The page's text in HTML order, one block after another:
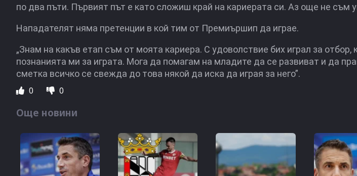
по два пъти. Първият път е като сложиш край на кариерата си. Аз още не съм
Нападателят няма претенции в кой тим от Премиършип да играе.
„Знам на какъв етап съм от моята кариера. С удоволствие бих играл за
познанията ми за играта. Мога да помагам на младите да се развиват и да
сметка всичко се свежда до това някой да иска да играя за него”.
0 0
Още новини